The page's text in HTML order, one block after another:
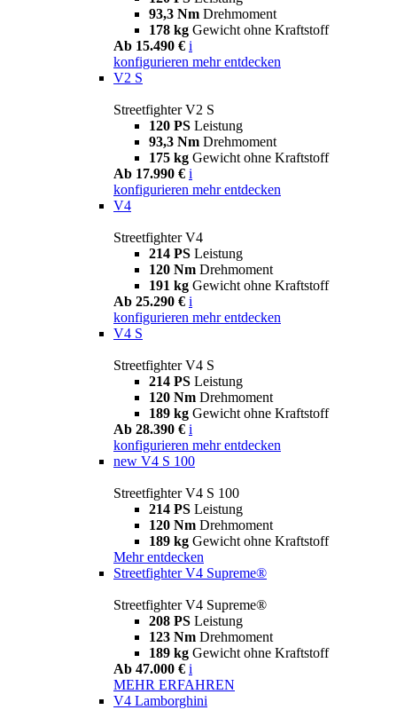
93,3 Nm Drehmoment
178 kg Gewicht ohne Kraftstoff
Ab 15.490 € i
konfigurieren mehr entdecken
V2 S
Streetfighter V2 S
120 PS Leistung
93,3 Nm Drehmoment
175 kg Gewicht ohne Kraftstoff
Ab 17.990 € i
konfigurieren mehr entdecken
V4
Streetfighter V4
214 PS Leistung
120 Nm Drehmoment
191 kg Gewicht ohne Kraftstoff
Ab 25.290 € i
konfigurieren mehr entdecken
V4 S
Streetfighter V4 S
214 PS Leistung
120 Nm Drehmoment
189 kg Gewicht ohne Kraftstoff
Ab 28.390 € i
konfigurieren mehr entdecken
new V4 S 100
Streetfighter V4 S 100
214 PS Leistung
120 Nm Drehmoment
189 kg Gewicht ohne Kraftstoff
Mehr entdecken
Streetfighter V4 Supreme®
Streetfighter V4 Supreme®
208 PS Leistung
123 Nm Drehmoment
189 kg Gewicht ohne Kraftstoff
Ab 47.000 € i
MEHR ERFAHREN
V4 Lamborghini